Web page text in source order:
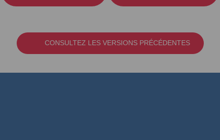
CONSULTEZ LES VERSIONS PRÉCÉDENTES